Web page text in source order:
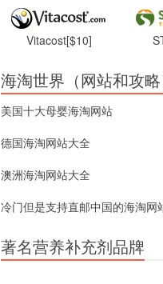
Vitacost[$10]
海淘世界（网站和攻略
美国十大母婴海淘网站
德国海淘网站大全
澳洲海淘网站大全
冷门但是支持直邮中国的海淘网
著名营养补充剂品牌